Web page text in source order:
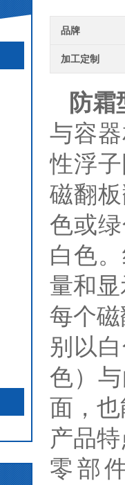
品牌
加工定制
防
与容
性浮
磁翻
色或
白色
量和
每个
别以
色）
面，
产品
零部